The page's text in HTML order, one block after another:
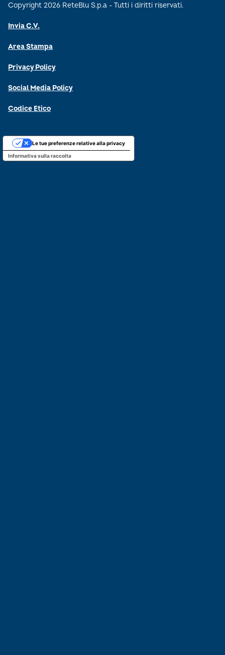
Copyright 2026 ReteBlu S.p.a - Tutti i diritti riservati.
Invia C.V.
Area Stampa
Privacy Policy
Social Media Policy
Codice Etico
Informativa sulla raccolta
Le tue preferenze relative alla privacy